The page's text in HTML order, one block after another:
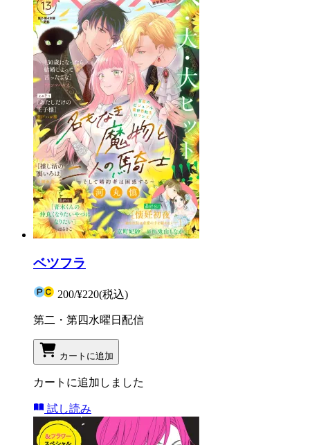
ベツフラ
200/¥220(税込)
第二・第四水曜日配信
カートに追加
カートに追加しました
試し読み